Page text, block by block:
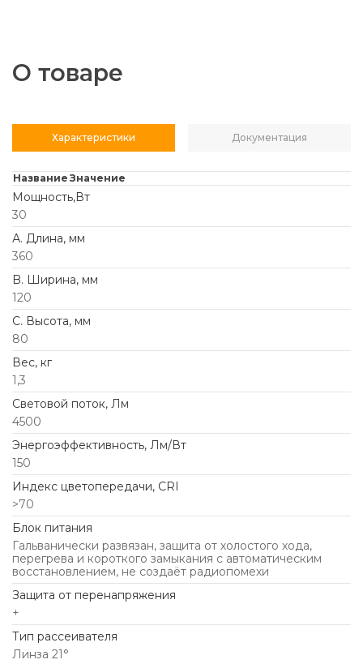
О товаре
Характеристики Документация
Название Значение
Мощность,Вт
30
А. Длина, мм
360
B. Ширина, мм
120
C. Высота, мм
80
Вес, кг
1,3
Световой поток, Лм
4500
Энергоэффективность, Лм/Вт
150
Индекс цветопередачи, CRI
>70
Блок питания
Гальванически развязан, защита от холостого хода,
перегрева и короткого замыкания с автоматическим
восстановлением, не создаёт радиопомехи
Защита от перенапряжения
+
Тип рассеивателя
Линза 21°